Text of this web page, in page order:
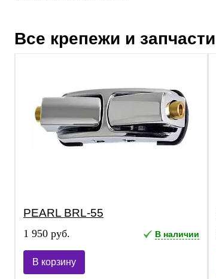
Все крепежи и запчасти
PEARL BRL-55
1 950 руб. В наличии
В корзину